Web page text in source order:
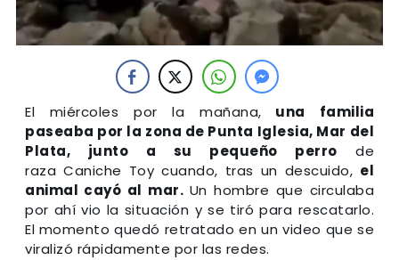
El miércoles por la mañana, una familia
paseaba por la zona de Punta Iglesia, Mar del
Plata, junto a su pequeño perro de
raza Caniche Toy cuando, tras un descuido, el
animal cayó al mar. Un hombre que circulaba
por ahí vio la situación y se tiró para rescatarlo.
El momento quedó retratado en un video que se
viralizó rápidamente por las redes.